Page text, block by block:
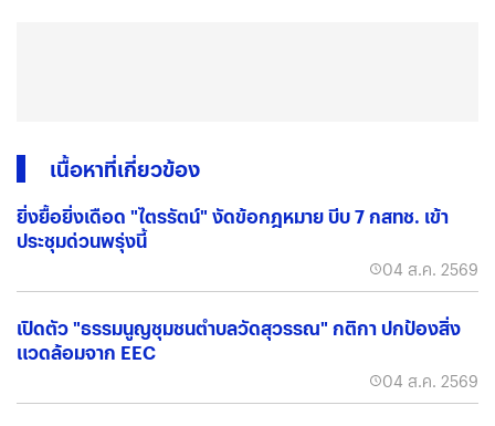
เนื้อหาที่เกี่ยวข้อง
ยิ่งยื้อยิ่งเดือด "ไตรรัตน์" งัดข้อกฎหมาย บีบ 7 กสทช. เข้า
ประชุมด่วนพรุ่งนี้
04 ส.ค. 2569
เปิดตัว "ธรรมนูญชุมชนตำบลวัดสุวรรณ" กติกา ปกป้องสิ่ง
แวดล้อมจาก EEC
04 ส.ค. 2569